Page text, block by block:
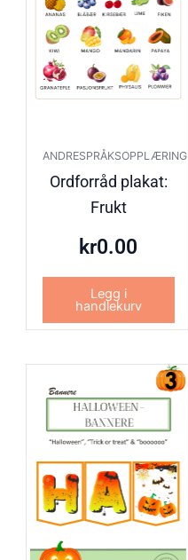
ANDRESPRÅKSOPPLÆRING
Ordforråd plakat:
Frukt
kr0.00
Legg i
handlekurv